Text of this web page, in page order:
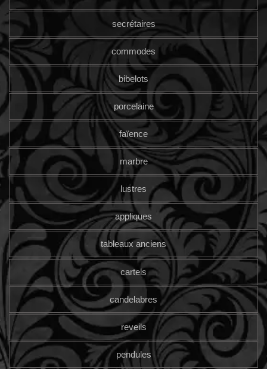
secrétaires
commodes
bibelots
porcelaine
faïence
marbre
lustres
appliques
tableaux anciens
cartels
candelabres
reveils
pendules